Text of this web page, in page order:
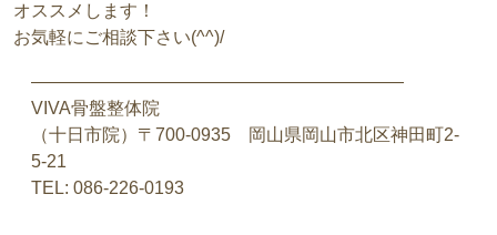
オススメします！
お気軽にご相談下さい(^^)/
—————————————————————
VIVA骨盤整体院
（十日市院）〒700-0935 岡山県岡山市北区神田町2-
5-21
TEL: 086-226-0193